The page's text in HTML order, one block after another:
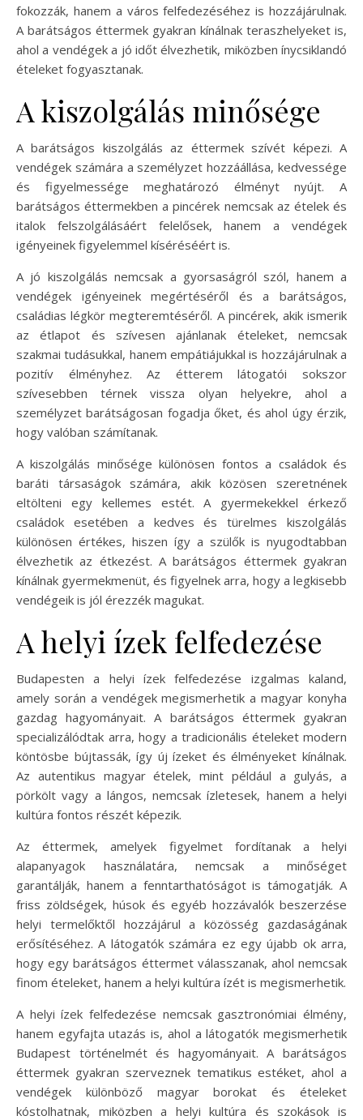
fokozzák, hanem a város felfedezéséhez is hozzájárulnak.
A barátságos éttermek gyakran kínálnak teraszhelyeket is,
ahol a vendégek a jó időt élvezhetik, miközben ínycsiklandó
ételeket fogyasztanak.
A kiszolgálás minősége
A barátságos kiszolgálás az éttermek szívét képezi. A
vendégek számára a személyzet hozzáállása, kedvessége
és figyelmessége meghatározó élményt nyújt. A
barátságos éttermekben a pincérek nemcsak az ételek és
italok felszolgálásáért felelősek, hanem a vendégek
igényeinek figyelemmel kíséréséért is.
A jó kiszolgálás nemcsak a gyorsaságról szól, hanem a
vendégek igényeinek megértéséről és a barátságos,
családias légkör megteremtéséről. A pincérek, akik ismerik
az étlapot és szívesen ajánlanak ételeket, nemcsak
szakmai tudásukkal, hanem empátiájukkal is hozzájárulnak a
pozitív élményhez. Az étterem látogatói sokszor
szívesebben térnek vissza olyan helyekre, ahol a
személyzet barátságosan fogadja őket, és ahol úgy érzik,
hogy valóban számítanak.
A kiszolgálás minősége különösen fontos a családok és
baráti társaságok számára, akik közösen szeretnének
eltölteni egy kellemes estét. A gyermekekkel érkező
családok esetében a kedves és türelmes kiszolgálás
különösen értékes, hiszen így a szülők is nyugodtabban
élvezhetik az étkezést. A barátságos éttermek gyakran
kínálnak gyermekmenüt, és figyelnek arra, hogy a legkisebb
vendégeik is jól érezzék magukat.
A helyi ízek felfedezése
Budapesten a helyi ízek felfedezése izgalmas kaland,
amely során a vendégek megismerhetik a magyar konyha
gazdag hagyományait. A barátságos éttermek gyakran
specializálódtak arra, hogy a tradicionális ételeket modern
köntösbe bújtassák, így új ízeket és élményeket kínálnak.
Az autentikus magyar ételek, mint például a gulyás, a
pörkölt vagy a lángos, nemcsak ízletesek, hanem a helyi
kultúra fontos részét képezik.
Az éttermek, amelyek figyelmet fordítanak a helyi
alapanyagok használatára, nemcsak a minőséget
garantálják, hanem a fenntarthatóságot is támogatják. A
friss zöldségek, húsok és egyéb hozzávalók beszerzése
helyi termelőktől hozzájárul a közösség gazdaságának
erősítéséhez. A látogatók számára ez egy újabb ok arra,
hogy egy barátságos éttermet válasszanak, ahol nemcsak
finom ételeket, hanem a helyi kultúra ízét is megismerhetik.
A helyi ízek felfedezése nemcsak gasztronómiai élmény,
hanem egyfajta utazás is, ahol a látogatók megismerhetik
Budapest történelmét és hagyományait. A barátságos
éttermek gyakran szerveznek tematikus estéket, ahol a
vendégek különböző magyar borokat és ételeket
kóstolhatnak, miközben a helyi kultúra és szokások is